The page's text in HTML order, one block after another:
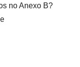
no Anexo B?